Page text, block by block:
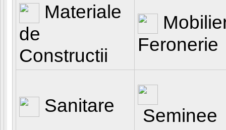
Materiale
de
Constructii
Feronerie
Sanitare Seminee